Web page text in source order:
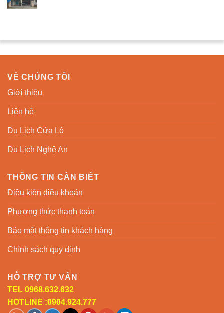
VỀ CHÚNG TÔI
Giới thiệu
Liên hệ
Du Lịch Cửa Lò
Du Lịch Nghệ An
THÔNG TIN CẦN BIẾT
Điều kiện điều khoản
Phương thức thanh toán
Bảo mật thông tin khách hàng
Chính sách quy định
HỖ TRỢ TƯ VẤN
TEL 0968.632.632
HOTLINE :0904.924.777